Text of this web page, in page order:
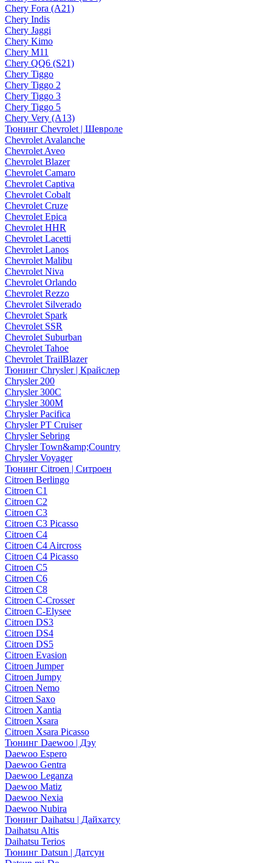
Chery Fora (A21)
Chery Indis
Chery Jaggi
Chery Kimo
Chery M11
Chery QQ6 (S21)
Chery Tiggo
Chery Tiggo 2
Chery Tiggo 3
Chery Tiggo 5
Chery Very (A13)
Тюнинг Chevrolet | Шевроле
Chevrolet Avalanche
Chevrolet Aveo
Chevrolet Blazer
Chevrolet Camaro
Chevrolet Captiva
Chevrolet Cobalt
Chevrolet Cruze
Chevrolet Epica
Chevrolet HHR
Chevrolet Lacetti
Chevrolet Lanos
Chevrolet Malibu
Chevrolet Niva
Chevrolet Orlando
Chevrolet Rezzo
Chevrolet Silverado
Chevrolet Spark
Chevrolet SSR
Chevrolet Suburban
Chevrolet Tahoe
Chevrolet TrailBlazer
Тюнинг Chrysler | Крайслер
Chrysler 200
Chrysler 300C
Chrysler 300M
Chrysler Pacifica
Chrysler PT Cruiser
Chrysler Sebring
Chrysler Town&amp;Country
Chrysler Voyager
Тюнинг Citroen | Ситроен
Citroen Berlingo
Citroen C1
Citroen C2
Citroen C3
Citroen C3 Picasso
Citroen C4
Citroen C4 Aircross
Citroen C4 Picasso
Citroen C5
Citroen C6
Citroen C8
Citroen C-Crosser
Citroen C-Elysee
Citroen DS3
Citroen DS4
Citroen DS5
Citroen Evasion
Citroen Jumper
Citroen Jumpy
Citroen Nemo
Citroen Saxo
Citroen Xantia
Citroen Xsara
Citroen Xsara Picasso
Тюнинг Daewoo | Дэу
Daewoo Espero
Daewoo Gentra
Daewoo Leganza
Daewoo Matiz
Daewoo Nexia
Daewoo Nubira
Тюнинг Daihatsu | Дайхатсу
Daihatsu Altis
Daihatsu Terios
Тюнинг Datsun | Датсун